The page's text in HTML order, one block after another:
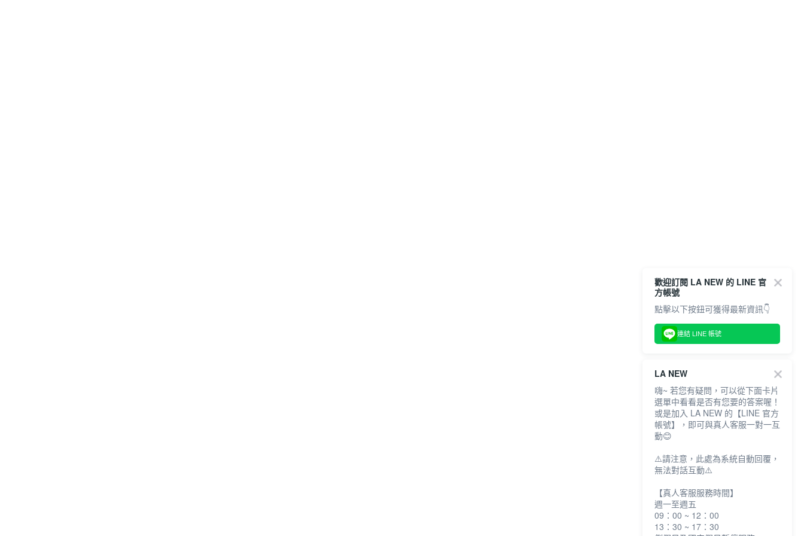
歡迎訂閱 LA NEW 的 LINE 官
方帳號
點擊以下按鈕可獲得最新資訊👇
連結 LINE 帳號
LA NEW
嗨~ 若您有疑問，可以從下面卡片
選單中看看是否有您要的答案喔！
或是加入 LA NEW 的【LINE 官方
帳號】，即可與真人客服一對一互
動😊
⚠️請注意，此處為系統自動回覆，
無法對話互動⚠️
【真人客服服務時間】
週一至週五
09：00 ~ 12：00
13：30 ~ 17：30